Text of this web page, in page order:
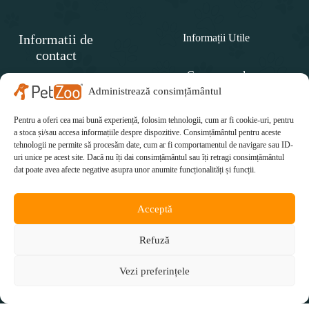
Administrează consimțământul
Pentru a oferi cea mai bună experiență, folosim tehnologii, cum ar fi cookie-uri, pentru
a stoca și/sau accesa informațiile despre dispozitive. Consimțământul pentru aceste
tehnologii ne permite să procesăm date, cum ar fi comportamentul de navigare sau ID-
uri unice pe acest site. Dacă nu îți dai consimțământul sau îți retragi consimțământul
dat poate avea afecte negative asupra unor anumite funcționalități și funcții.
Acceptă
Refuză
Vezi preferințele
Informatii de
contact
PET
Telefon:
0771 415 812
Email:
Informații Utile
Cum comand
Politica de retur
Cum plătesc
Cum se livrează